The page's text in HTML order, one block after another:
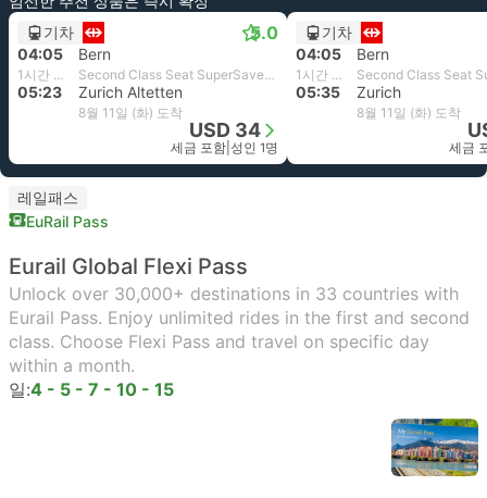
기차
5.0
04:05 Bern
1시간 18분 Second Class Seat SuperSaver | SBB
05:23 Zurich Altetten
8월 11일 (화) 도착
USD 34
세금 포함 성인 1명
기차
04:05
Bern
1시간 30분
05:35 Zurich
8월 11일 (화) 도착
세금
레일패스
EuRail Pass
Eurail Global Flexi Pass
Unlock over 30,000+ destinations in 33 countries with
Eurail Pass. Enjoy unlimited rides in the first and second
class. Choose Flexi Pass and travel on specific day
within a month.
일:4 - 5 - 7 - 10 - 15